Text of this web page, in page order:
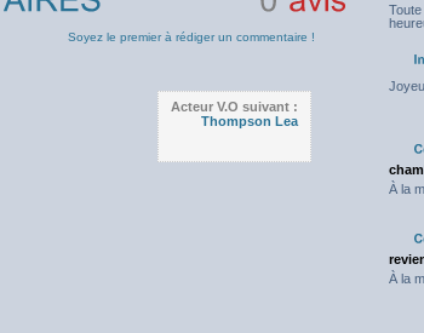
Soyez le premier à rédiger un commentaire !
Acteur V.O suivant :
Thompson Lea
À la
À la